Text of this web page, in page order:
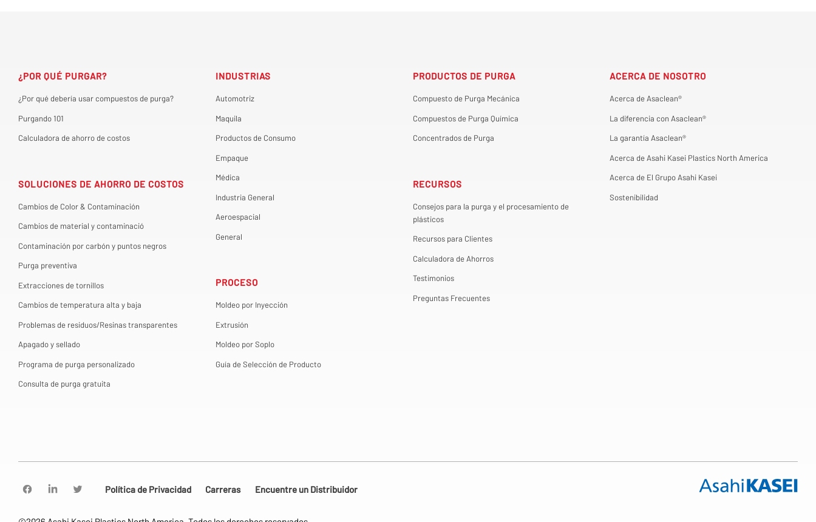
¿POR QUÉ PURGAR?
¿Por qué debería usar compuestos de purga?
Purgando 101
Calculadora de ahorro de costos
SOLUCIONES DE AHORRO DE COSTOS
Cambios de Color & Contaminación
Cambios de material y contaminació
Contaminación por carbón y puntos negros
Purga preventiva
Extracciones de tornillos
Cambios de temperatura alta y baja
Problemas de residuos/Resinas transparentes
Apagado y sellado
Programa de purga personalizado
Consulta de purga gratuita
INDUSTRIAS
Automotriz
Maquila
Productos de Consumo
Empaque
Médica
Industria General
Aeroespacial
General
PROCESO
Moldeo por Inyección
Extrusión
Moldeo por Soplo
Guía de Selección de Producto
PRODUCTOS DE PURGA
Compuesto de Purga Mecánica
Compuestos de Purga Química
Concentrados de Purga
RECURSOS
Consejos para la purga y el procesamiento de
plásticos
Recursos para Clientes
Calculadora de Ahorros
Testimonios
Preguntas Frecuentes
ACERCA DE NOSOTRO
Acerca de Asaclean®
La diferencia con Asaclean®
La garantía Asaclean®
Acerca de Asahi Kasei Plastics North America
Acerca de El Grupo Asahi Kasei
Sostenibilidad
Política de Privacidad Carreras Encuentre un Distribuidor